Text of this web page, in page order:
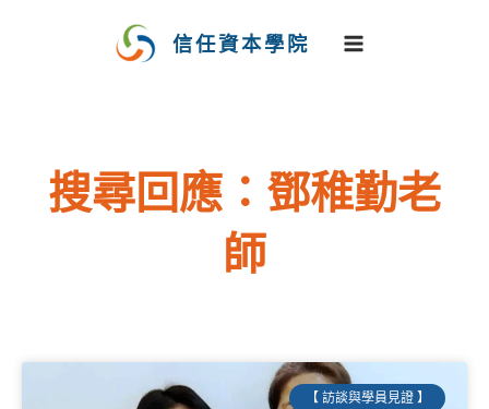
信任資本學院
搜尋回應：鄧稚勤老
師
【 訪談與學員見證 】